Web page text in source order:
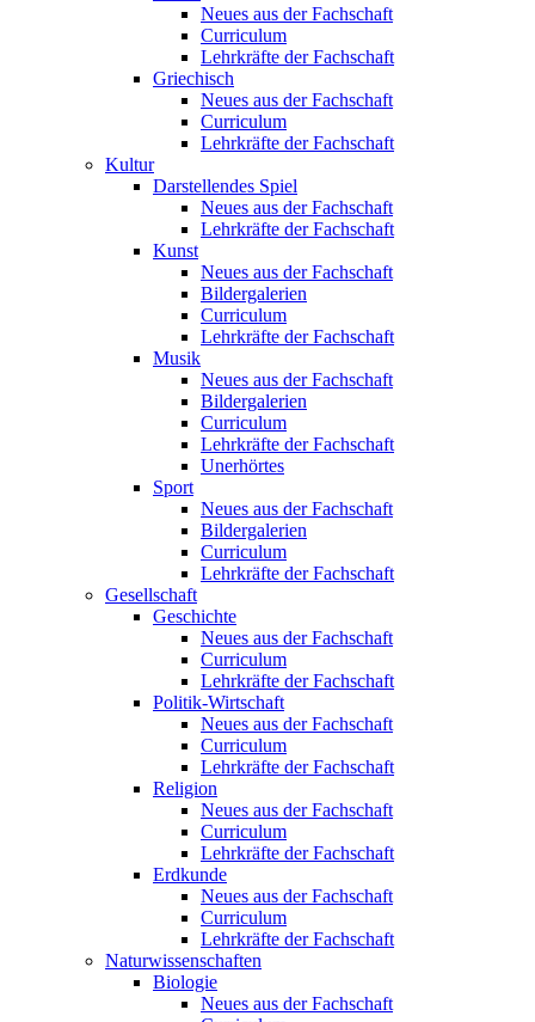
Neues aus der Fachschaft
Curriculum
Lehrkräfte der Fachschaft
Griechisch
Neues aus der Fachschaft
Curriculum
Lehrkräfte der Fachschaft
Kultur
Darstellendes Spiel
Neues aus der Fachschaft
Lehrkräfte der Fachschaft
Kunst
Neues aus der Fachschaft
Bildergalerien
Curriculum
Lehrkräfte der Fachschaft
Musik
Neues aus der Fachschaft
Bildergalerien
Curriculum
Lehrkräfte der Fachschaft
Unerhörtes
Sport
Neues aus der Fachschaft
Bildergalerien
Curriculum
Lehrkräfte der Fachschaft
Gesellschaft
Geschichte
Neues aus der Fachschaft
Curriculum
Lehrkräfte der Fachschaft
Politik-Wirtschaft
Neues aus der Fachschaft
Curriculum
Lehrkräfte der Fachschaft
Religion
Neues aus der Fachschaft
Curriculum
Lehrkräfte der Fachschaft
Erdkunde
Neues aus der Fachschaft
Curriculum
Lehrkräfte der Fachschaft
Naturwissenschaften
Biologie
Neues aus der Fachschaft